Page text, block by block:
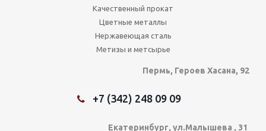
Качественный прокат
Цветные металлы
Нержавеющая сталь
Метизы и метсырье
Пермь, Героев Хасана, 92
+7 (342) 248 09 09
Екатеринбург, ул.Малышева , 31